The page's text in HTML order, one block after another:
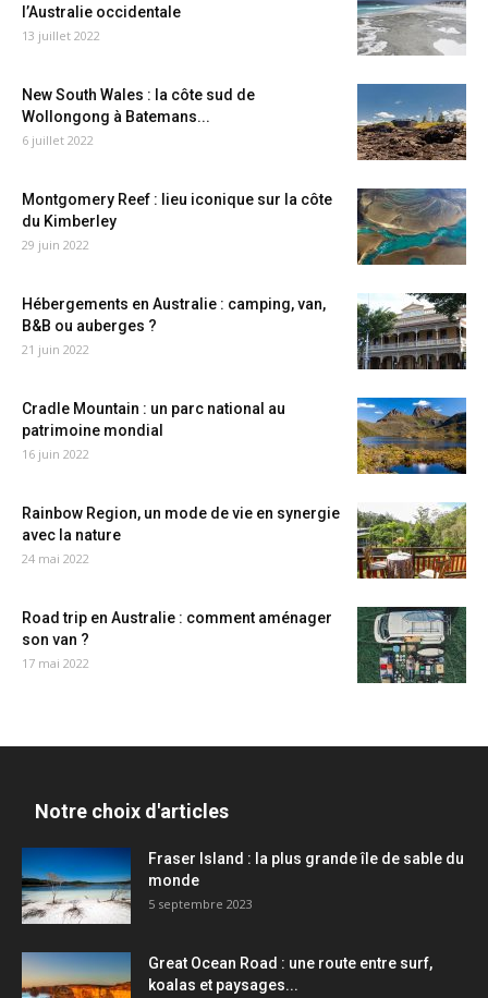
l’Australie occidentale
13 juillet 2022
New South Wales : la côte sud de
Wollongong à Batemans...
6 juillet 2022
Montgomery Reef : lieu iconique sur la côte
du Kimberley
29 juin 2022
Hébergements en Australie : camping, van,
B&B ou auberges ?
21 juin 2022
Cradle Mountain : un parc national au
patrimoine mondial
16 juin 2022
Rainbow Region, un mode de vie en synergie
avec la nature
24 mai 2022
Road trip en Australie : comment aménager
son van ?
17 mai 2022
Notre choix d'articles
Fraser Island : la plus grande île de sable du
monde
5 septembre 2023
Great Ocean Road : une route entre surf,
koalas et paysages...